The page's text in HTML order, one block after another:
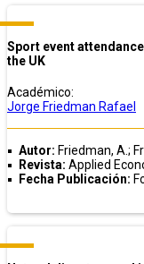
Sport event
the UK
Académico:
Jorge Friedman Rafael
Autor: Friedman, A.;
Revista: Applied
Fecha Publicación: